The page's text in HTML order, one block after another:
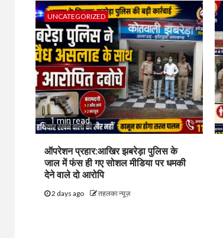
UNCATEGORIZED
1 min read
ऑपरेशन प्रहार:आखिर झबरेड़ा पुलिस के
जाल में फंस ही गए सोशल मीडिया पर धमकी
देने वाले दो आरोपि
2 days ago तहलका न्यूज़